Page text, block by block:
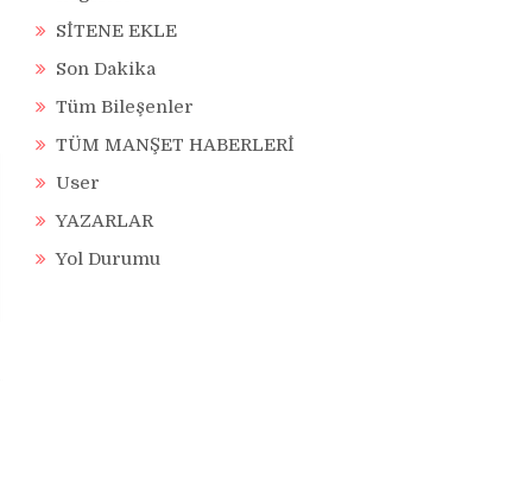
SİTENE EKLE
Son Dakika
Tüm Bileşenler
TÜM MANŞET HABERLERİ
User
YAZARLAR
Yol Durumu